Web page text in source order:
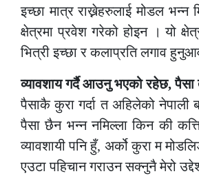
इच्छा मात्र राख्नेहरुलाई मोडल
क्षेत्रमा प्रवेश गरेको होइन । यो
भित्री इच्छा र कलाप्रति लगाव
व्यावशाय गर्दै आउनु भएको रहेछ, पैसा
पैसाकै कुरा गर्दा त अहिलेको नेपाली
पैसा छैन भन्न नमिल्ला किन की
व्यावशायी पनि हुँ, अर्को कुरा म
एउटा पहिचान गराउन सक्नुनै मेरो